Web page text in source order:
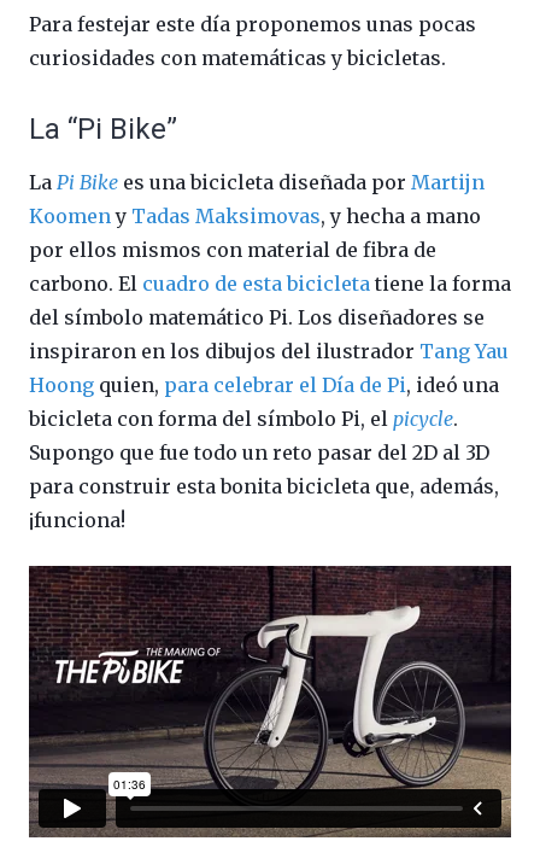
Para festejar este día proponemos unas pocas
curiosidades con matemáticas y bicicletas.
La “Pi Bike”
La Pi Bike es una bicicleta diseñada por Martijn
Koomeny Tadas Maksimovas, y hecha a mano
por ellos mismos con material de fibra de
carbono. El cuadro de esta bicicleta tiene la forma
del símbolo matemático Pi. Los diseñadores se
inspiraron en los dibujos del ilustrador Tang Yau
Hoong quien, para celebrar el Día de Pi, ideó una
bicicleta con forma del símbolo Pi, el picycle.
Supongo que fue todo un reto pasar del 2D al 3D
para construir esta bonita bicicleta que, además,
¡funciona!